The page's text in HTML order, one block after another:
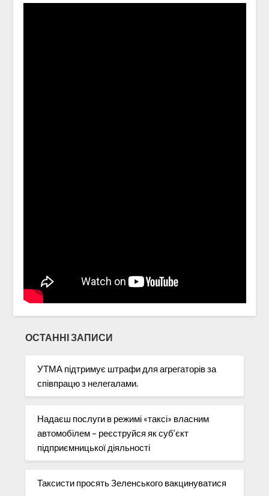
ОСТАННІ ЗАПИСИ
УТМА підтримує штрафи для агрегаторів за
співпрацю з нелегалами.
Надаєш послуги в режимі «таксі» власним
автомобілем – реєструйся як суб’єкт
підприємницької діяльності
Таксисти просять Зеленського вакцинуватися